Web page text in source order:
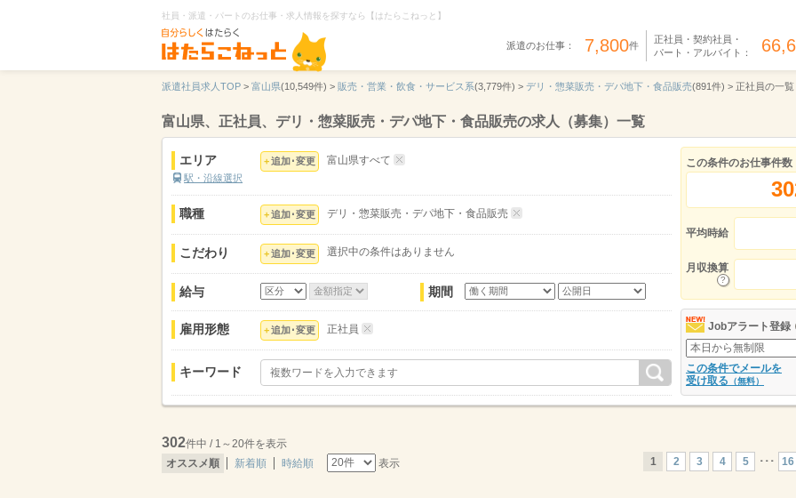
社員・派遣・パートのお仕事・求人情報を探すなら【はたらこねっと】
派遣のお仕事： 7,800件
正社員・契約社員・
パート・アルバイト：
派遣社員求人TOP > 富山県(10,549件) > 販売・営業・飲食・サービス系(3,779件) > デリ・惣菜販売・デパ地下・食品販売(891件) > 正社員の一覧
富山県、正社員、デリ・惣菜販売・デパ地下・食品販売の求人（募集）一覧
エリア
駅・沿線選択
追加･変更 富山県すべて
職種 追加･変更 デリ・惣菜販売・デパ地下・食品販売
こだわり 追加･変更 選択中の条件はありません
給与 期間
雇用形態 追加･変更 正社員
キーワード
この条件のお仕事件数
平均時給
月収換算
Jobアラート登録
この条件でメールを
受け取る （無料）
302件中 / 1～20件を表示
オススメ順
新着順 時給順 表示 1 2 3 4 5 ･･･ 16